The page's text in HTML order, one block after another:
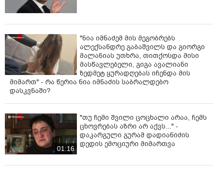
"ნია იმნაძემ მის მეგობრებს
ალექსანდრე გაბაშვილს და გიორგი
მალანიას უთხრა, თითქოსდა მისი
მასწავლებელი, გიგა ავალიანი
ზედმეტ ყურადღებას იჩენდა მის
მიმართ" - რა წერია ნია იმნაძის საბრალდებო
დასკვნაში?
01:16
"თუ ჩემი შვილი ცოცხალი არაა, ჩემს
ცხოვრებას აზრი არ აქვს..." -
დაკარგული გურამ დადიანიძის
დედის ემოციური მიმართვა